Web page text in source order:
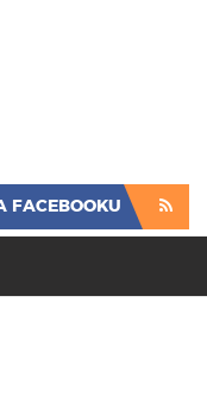
FACEBOOKU